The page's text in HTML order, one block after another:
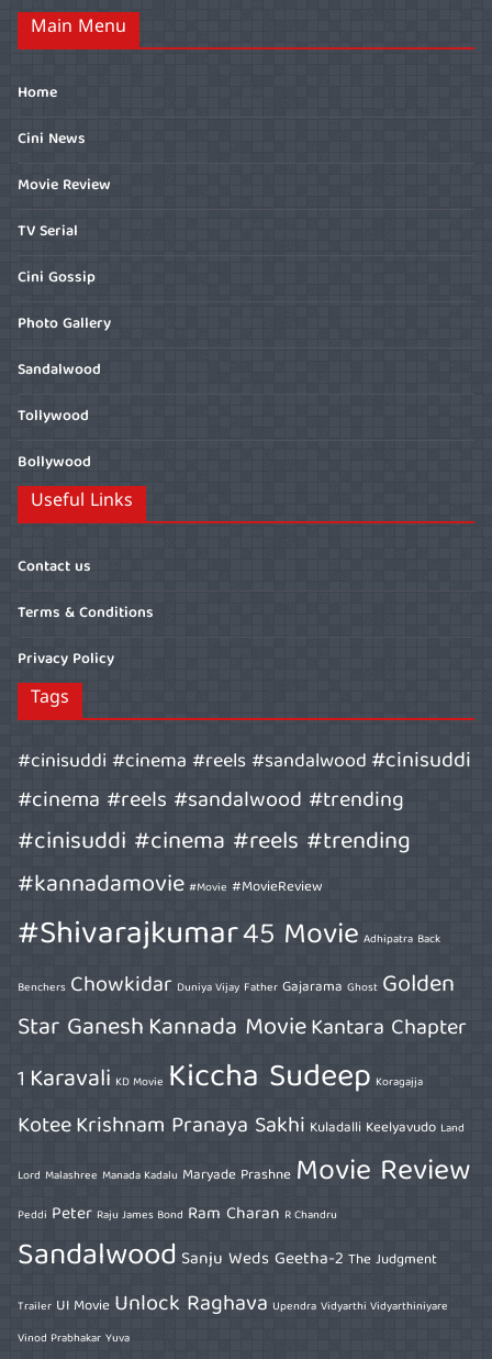
Main Menu
Home
Cini News
Movie Review
TV Serial
Cini Gossip
Photo Gallery
Sandalwood
Tollywood
Bollywood
Useful Links
Contact us
Terms & Conditions
Privacy Policy
Tags
#cinisuddi #cinema #reels #sandalwood#cinisuddi
#cinema #reels #sandalwood #trending
#cinisuddi #cinema #reels #trending
#kannadamovie #Movie #MovieReview
#Shivarajkumar45 Movie Adhipatra Back
Benchers Chowkidar Duniya Vijay Father Gajarama Ghost Golden
Star GaneshKannada MovieKantara Chapter
1 Karavali KD Movie Kiccha Sudeep Koragajja
KoteeKrishnam Pranaya Sakhi Kuladalli Keelyavudo Land
Lord Malashree Manada Kadalu Maryade Prashne Movie Review
Peddi Peter Raju James Bond Ram Charan R Chandru
Sandalwood Sanju Weds Geetha-2 The Judgment
Trailer UI Movie Unlock Raghava Upendra Vidyarthi Vidyarthiniyare
Vinod Prabhakar Yuva